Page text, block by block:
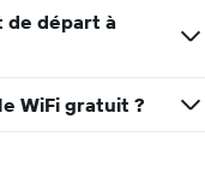
de départ à
WiFi gratuit ?